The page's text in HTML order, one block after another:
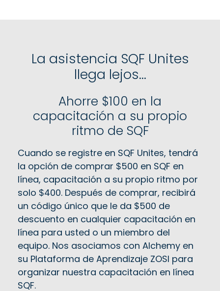
La asistencia SQF Unites
llega lejos...
Ahorre $100 en la
capacitación a su propio
ritmo de SQF
Cuando se registre en SQF Unites, tendrá
la opción de comprar $500 en SQF en
línea, capacitación a su propio ritmo por
solo $400. Después de comprar, recibirá
un código único que le da $500 de
descuento en cualquier capacitación en
línea para usted o un miembro del
equipo. Nos asociamos con Alchemy en
su Plataforma de Aprendizaje ZOSI para
organizar nuestra capacitación en línea
SQF.